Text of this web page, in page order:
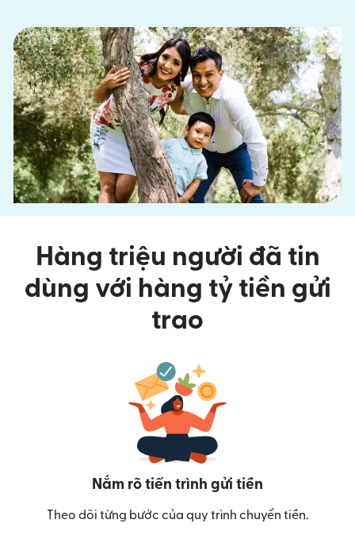
Hàng triệu người đã tin
dùng với hàng tỷ tiền gửi
trao
Nắm rõ tiến trình gửi tiền
Theo dõi từng bước của quy trình chuyển tiền.